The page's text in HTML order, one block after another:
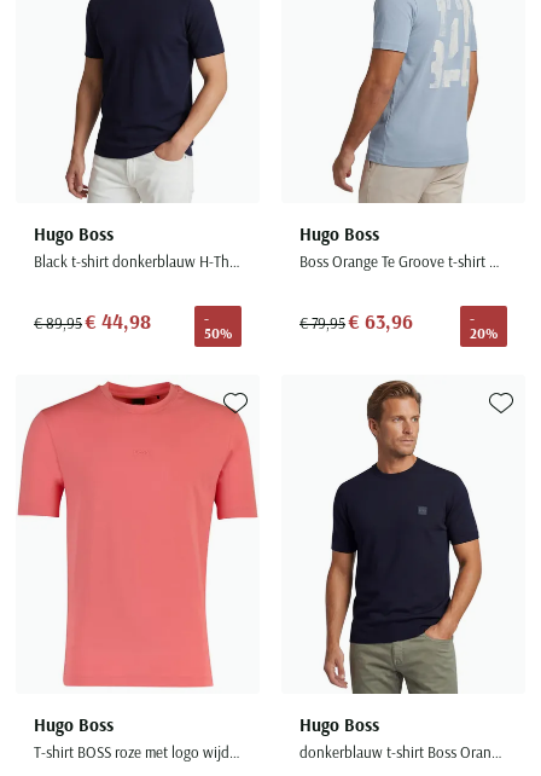
Hugo Boss
Black t-shirt donkerblauw H-Thompson
€ 89,95€ 44,98
-
50%
Hugo Boss
Boss Orange Te Groove t-shirt backprint lichtblauw katoen
€ 79,95€ 63,96
-
20%
Hugo Boss
T-shirt BOSS roze met logo wijde fit
Toevoegen aan favorieten
Hugo Boss
donkerblauw t-shirt Boss Orange Kanacho ronde hals